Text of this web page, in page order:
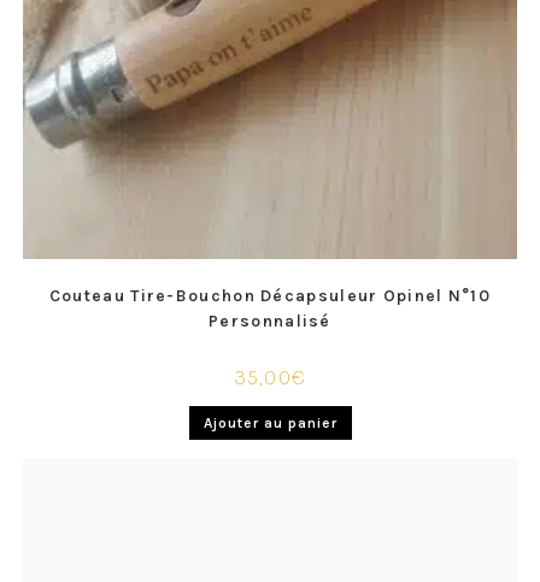
Couteau Tire-Bouchon Décapsuleur Opinel N°10
Personnalisé
35,00€
Ajouter au panier